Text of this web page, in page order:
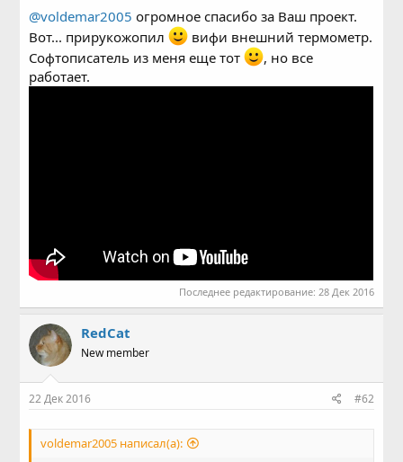
а
@voldemar2005 огромное спасибо за Ваш проект.
Вот... прирукожопил
вифи внешний термометр.
Софтописатель из меня еще тот
, но все
работает.
Последнее редактирование: 28 Дек 2016
RedCat
New member
22 Дек 2016 #62
voldemar2005 написал(а):